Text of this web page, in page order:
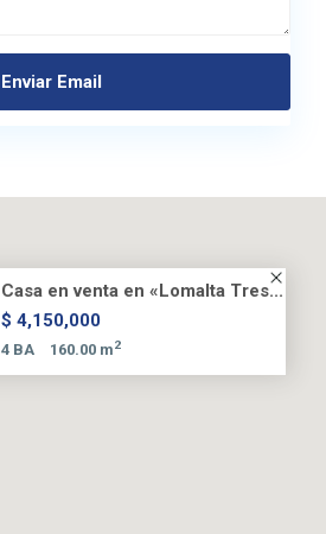
Casa en venta en «Lomalta Tres...
$ 4,150,000
4 BA 160.00 m2